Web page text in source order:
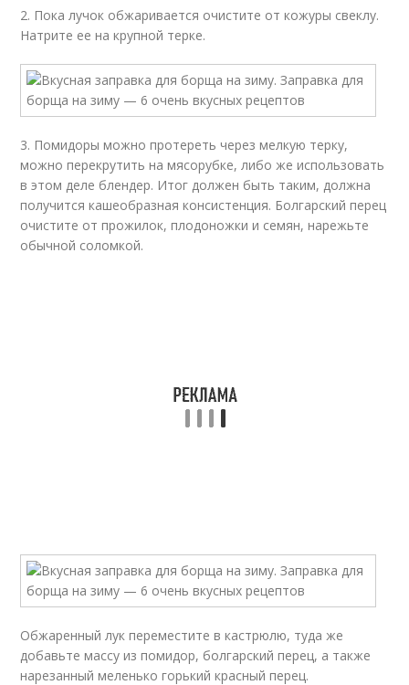
2. Пока лучок обжаривается очистите от кожуры свеклу.
Натрите ее на крупной терке.
3. Помидоры можно протереть через мелкую терку,
можно перекрутить на мясорубке, либо же использовать
в этом деле блендер. Итог должен быть таким, должна
получится кашеобразная консистенция. Болгарский перец
очистите от прожилок, плодоножки и семян, нарежьте
обычной соломкой.
Обжаренный лук переместите в кастрюлю, туда же
добавьте массу из помидор, болгарский перец, а также
нарезанный меленько горький красный перец.